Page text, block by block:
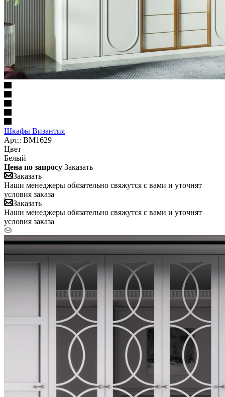
Шкафы Византия
Арт.: BM1629
Цвет
Белый
Цена по запросу Заказать
Заказать
Наши менеджеры обязательно свяжутся с вами и уточнят
условия заказа
Заказать
Наши менеджеры обязательно свяжутся с вами и уточнят
условия заказа